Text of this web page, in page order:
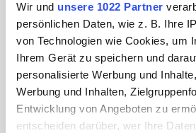
Wir und unsere 1022 Partner
persönlichen Daten, wie z. B. Ihre
von Technologien wie Cookies, um
Ihrem Gerät zu speichern und
personalisierte Werbung und
Werbung und Inhalten,
Entwicklung von Angeboten zu
entscheiden darüber, wer Ihre